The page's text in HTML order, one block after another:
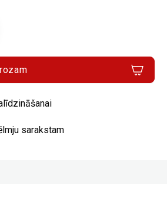
sarakstam